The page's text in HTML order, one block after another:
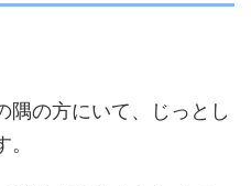
隅の方にいて、じっとし